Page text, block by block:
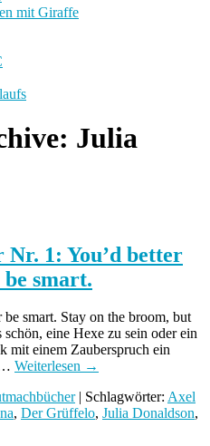
mit Giraffe
Julia
1: You’d better
be smart.
be smart. Stay on the broom, but
eine Hexe zu sein oder ein
mit einem Zauberspruch ein
… Weiterlesen →
| Schlagwörter: Axel
, Der Grüffelo, Julia Donaldson,